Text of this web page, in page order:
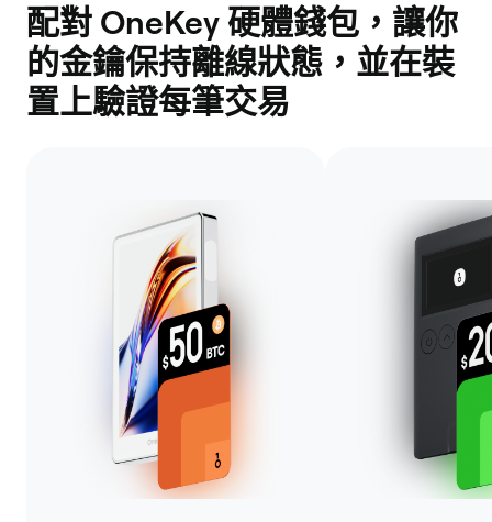
配對 OneKey 硬體錢包，讓你
的金鑰保持離線狀態，並在裝
置上驗證每筆交易